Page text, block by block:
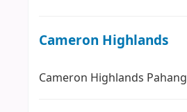
Cameron Highlands
Cameron Highlands Pahang